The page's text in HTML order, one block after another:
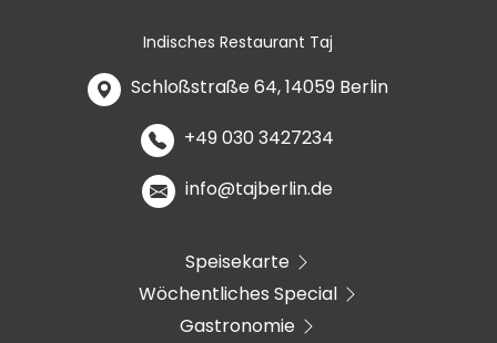
Indisches Restaurant Taj
Schloßstraße 64, 14059 Berlin
+49 030 3427234
info@tajberlin.de
Speisekarte
Wöchentliches Special
Gastronomie